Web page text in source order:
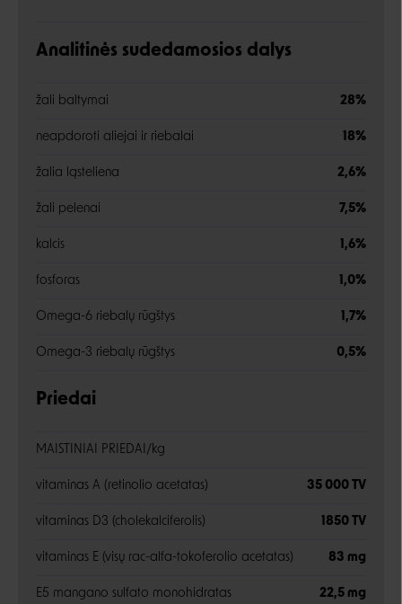
Analitinės sudedamosios dalys
žali baltymai 28%
neapdoroti aliejai ir riebalai 18%
žalia ląsteliena 2,6%
žali pelenai 7,5%
kalcis 1,6%
fosforas 1,0%
Omega-6 riebalų rūgštys 1,7%
Omega-3 riebalų rūgštys 0,5%
Priedai
MAISTINIAI PRIEDAI/kg
vitaminas A (retinolio acetatas) 35 000 TV
vitaminas D3 (cholekalciferolis) 1850 TV
vitaminas E (visų rac-alfa-tokoferolio acetatas) 83 mg
E5 mangano sulfato monohidratas 22,5 mg